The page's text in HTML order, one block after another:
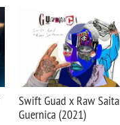
Swift Guad x Raw
Guernica (2021)